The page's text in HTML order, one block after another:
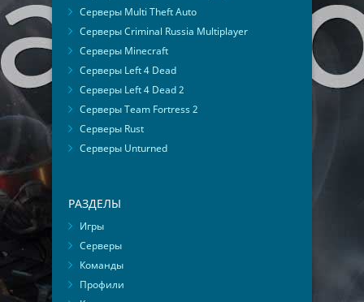
Серверы Multi Theft Auto
Серверы Criminal Russia Multiplayer
Серверы Minecraft
Серверы Left 4 Dead
Серверы Left 4 Dead 2
Серверы Team Fortress 2
Серверы Rust
Серверы Unturned
РАЗДЕЛЫ
Игры
Серверы
Команды
Профили